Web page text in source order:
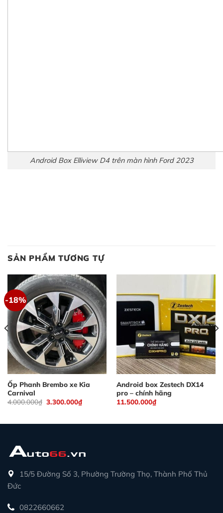
Android Box Elliview D4 trên màn hình Ford 2023
SẢN PHẨM TƯƠNG TỰ
-18%
Ốp Phanh Brembo xe Kia
Carnival
4.000.000₫ Giá
gốc
3.300.000₫Giá
hiện
Android box Zestech DX14
pro – chính hãng
11.500.000₫
15/5 Đường Số 3, Phường Trường Thọ, Thành Phố Thủ
Đức
0822660662